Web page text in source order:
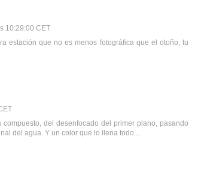
10:29:00 CET
estación que no es menos fotográfica que el otoño, tu
compuesto, del desenfocado del primer plano, pasando
del agua. Y un color que lo llena todo...